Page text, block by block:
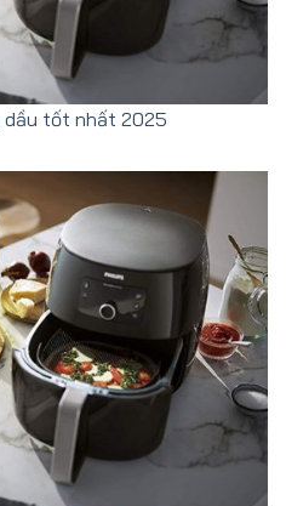
dầu tốt nhất 2025